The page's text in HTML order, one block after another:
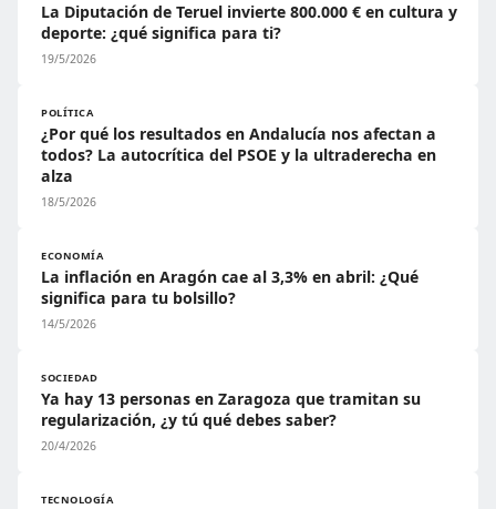
La Diputación de Teruel invierte 800.000 € en cultura y
deporte: ¿qué significa para ti?
19/5/2026
POLÍTICA
¿Por qué los resultados en Andalucía nos afectan a
todos? La autocrítica del PSOE y la ultraderecha en
alza
18/5/2026
ECONOMÍA
La inflación en Aragón cae al 3,3% en abril: ¿Qué
significa para tu bolsillo?
14/5/2026
SOCIEDAD
Ya hay 13 personas en Zaragoza que tramitan su
regularización, ¿y tú qué debes saber?
20/4/2026
TECNOLOGÍA